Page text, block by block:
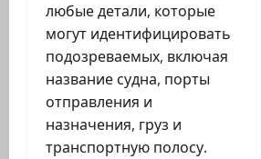
любые детали, которые
могут идентифицировать
подозреваемых, включая
название судна, порты
отправления и
назначения, груз и
транспортную полосу.